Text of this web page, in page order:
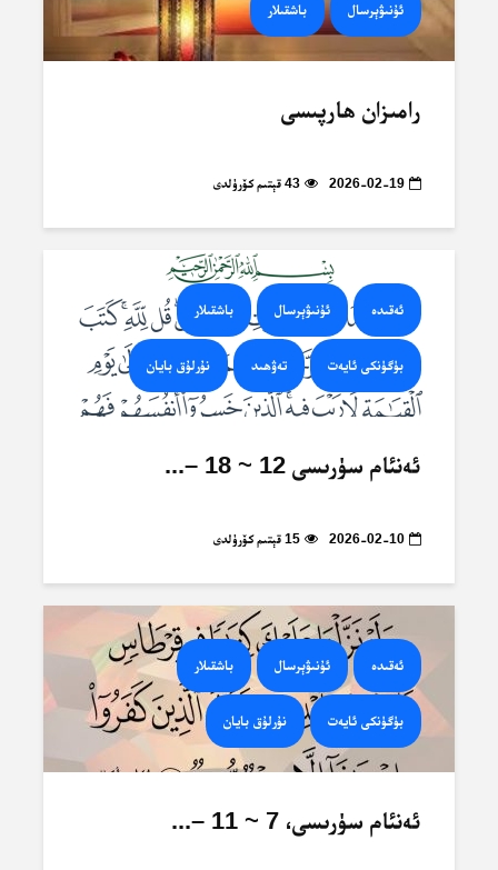
ئۇنىۋېرسال باشقىلار
رامىزان ھارپىسى
2026-02-19 43 قېتىم كۆرۈلدى
ئەقىدە ئۇنىۋېرسال باشقىلار
بۈگۈنكى ئايەت تەۋھىد نۇرلۇق بايان
ئەنئام سۈرىسى 12 ~ 18 –...
2026-02-10 15 قېتىم كۆرۈلدى
ئەقىدە ئۇنىۋېرسال باشقىلار
بۈگۈنكى ئايەت نۇرلۇق بايان
ئەنئام سۈرىسى، 7 ~ 11 –...